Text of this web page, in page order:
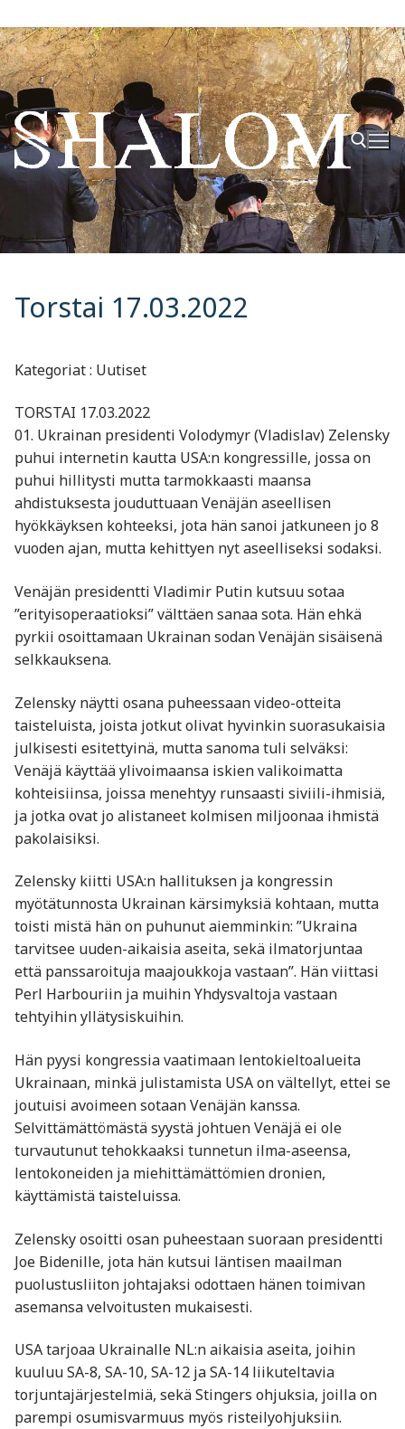
Hyppää
sisältöön
Hae:
Torstai 17.03.2022
Kategoriat : Uutiset
TORSTAI 17.03.2022
01. Ukrainan presidenti Volodymyr (Vladislav) Zelensky
puhui internetin kautta USA:n kongressille, jossa on
puhui hillitysti mutta tarmokkaasti maansa
ahdistuksesta jouduttuaan Venäjän aseellisen
hyökkäyksen kohteeksi, jota hän sanoi jatkuneen jo 8
vuoden ajan, mutta kehittyen nyt aseelliseksi sodaksi.
Venäjän presidentti Vladimir Putin kutsuu sotaa
”erityisoperaatioksi” välttäen sanaa sota. Hän ehkä
pyrkii osoittamaan Ukrainan sodan Venäjän sisäisenä
selkkauksena.
Zelensky näytti osana puheessaan video-otteita
taisteluista, joista jotkut olivat hyvinkin suorasukaisia
julkisesti esitettyinä, mutta sanoma tuli selväksi:
Venäjä käyttää ylivoimaansa iskien valikoimatta
kohteisiinsa, joissa menehtyy runsaasti siviili-ihmisiä,
ja jotka ovat jo alistaneet kolmisen miljoonaa ihmistä
pakolaisiksi.
Zelensky kiitti USA:n hallituksen ja kongressin
myötätunnosta Ukrainan kärsimyksiä kohtaan, mutta
toisti mistä hän on puhunut aiemminkin: ”Ukraina
tarvitsee uuden-aikaisia aseita, sekä ilmatorjuntaa
että panssaroituja maajoukkoja vastaan”. Hän viittasi
Perl Harbouriin ja muihin Yhdysvaltoja vastaan
tehtyihin yllätysiskuihin.
Hän pyysi kongressia vaatimaan lentokieltoalueita
Ukrainaan, minkä julistamista USA on vältellyt, ettei se
joutuisi avoimeen sotaan Venäjän kanssa.
Selvittämättömästä syystä johtuen Venäjä ei ole
turvautunut tehokkaaksi tunnetun ilma-aseensa,
lentokoneiden ja miehittämättömien dronien,
käyttämistä taisteluissa.
Zelensky osoitti osan puheestaan suoraan presidentti
Joe Bidenille, jota hän kutsui läntisen maailman
puolustusliiton johtajaksi odottaen hänen toimivan
asemansa velvoitusten mukaisesti.
USA tarjoaa Ukrainalle NL:n aikaisia aseita, joihin
kuuluu SA-8, SA-10, SA-12 ja SA-14 liikuteltavia
torjuntajärjestelmiä, sekä Stingers ohjuksia, joilla on
parempi osumisvarmuus myös risteilyohjuksiin.